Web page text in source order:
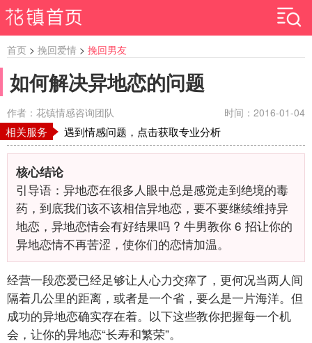
首页 > 挽回爱情 > 挽回男友
如何解决异地恋的问题
作者：花镇情感咨询团队 时间：2016-01-04
相关服务 遇到情感问题，点击获取专业分析
核心结论
引导语：异地恋在很多人眼中总是感觉走到绝境的毒
药，到底我们该不该相信异地恋，要不要继续维持异
地恋，异地恋情会有好结果吗 ? 牛男教你 6 招让你的
异地恋情不再苦涩，使你们的恋情加温。
经营一段恋爱已经足够让人心力交瘁了，更何况当两人间
隔着几公里的距离，或者是一个省，要么是一片海洋。但
成功的异地恋确实存在着。以下这些教你把握每一个机
会，让你的异地恋“长寿和繁荣”。